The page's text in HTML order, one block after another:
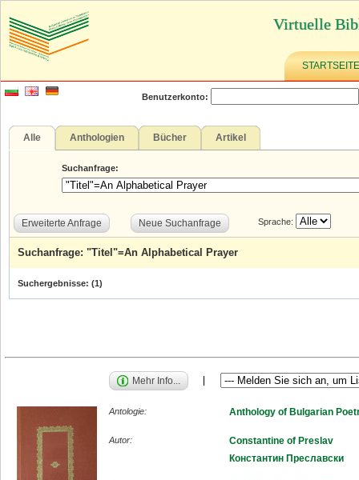
Virtuelle
STARTSEITE
Benutzerkonto:
Alle Anthologien Bücher Artikel
Suchanfrage:
Erweiterte Anfrage Neue Suchanfrage Sprache:
Suchanfrage: "Titel"=An Alphabetical Prayer
Suchergebnisse: (1)
Mehr Info...
Antologie: Anthology of Bulgarian
Autor:
Constantine of Preslav
Константин Преславски